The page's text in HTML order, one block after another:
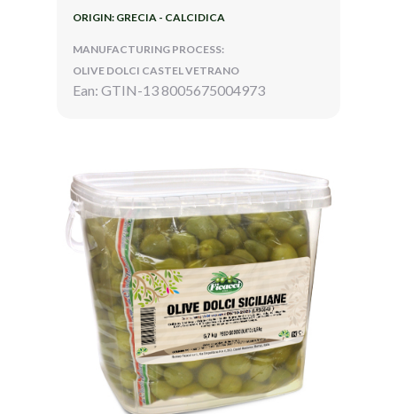
ORIGIN: GRECIA - CALCIDICA
MANUFACTURING PROCESS:
OLIVE DOLCI CASTEL VETRANO
Ean: GTIN-13 8005675004973